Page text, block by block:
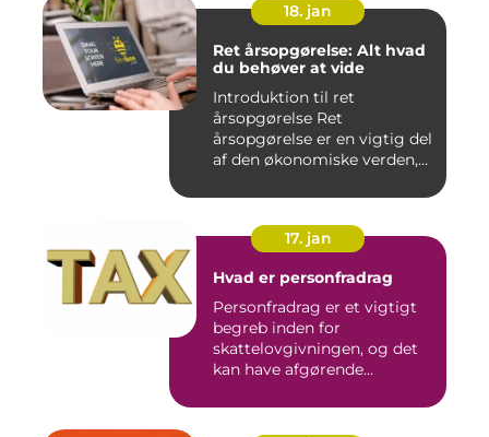
18. jan
Ret årsopgørelse: Alt hvad
du behøver at vide
Introduktion til ret
årsopgørelse Ret
årsopgørelse er en vigtig del
af den økonomiske verden,
17. jan
Hvad er personfradrag
Personfradrag er et vigtigt
begreb inden for
skattelovgivningen, og det
kan have afgørende